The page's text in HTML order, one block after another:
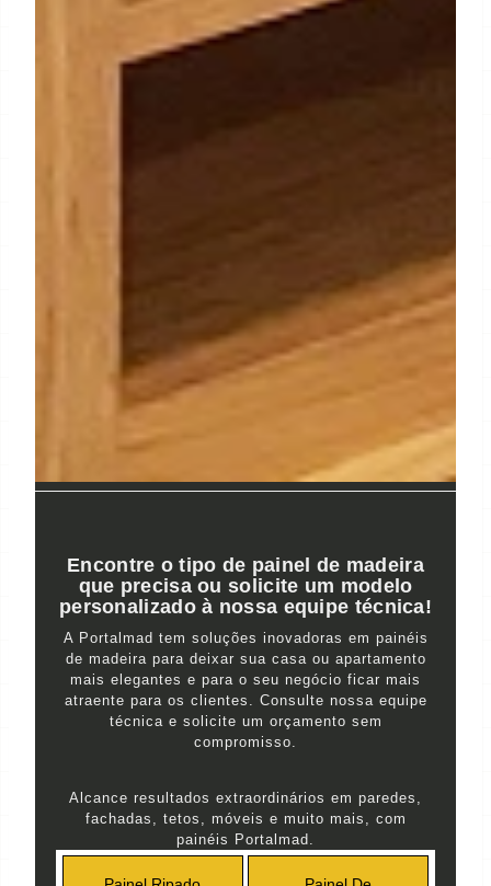
Encontre o tipo de painel de madeira
que precisa ou solicite um modelo
personalizado à nossa equipe técnica!
A Portalmad tem soluções inovadoras em painéis
de madeira para deixar sua casa ou apartamento
mais elegantes e para o seu negócio ficar mais
atraente para os clientes. Consulte nossa equipe
técnica e solicite um orçamento sem
compromisso.
Alcance resultados extraordinários em paredes,
fachadas, tetos, móveis e muito mais, com
painéis Portalmad.